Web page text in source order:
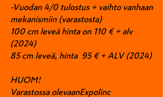
-Vuodan 4/0 tulostus + vaihto vanhaan
mekanismiin (varastosta)
100 cm leveä hinta on 110 € + alv
(2024)
85 cm leveä, hinta 95 € + ALV (2024)
HUOM!
Varastossa olevaanExpolinc